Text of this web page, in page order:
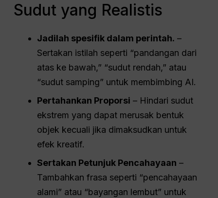
Sudut yang Realistis
Jadilah spesifik dalam perintah. –
Sertakan istilah seperti “pandangan dari
atas ke bawah,” “sudut rendah,” atau
“sudut samping” untuk membimbing AI.
Pertahankan Proporsi – Hindari sudut
ekstrem yang dapat merusak bentuk
objek kecuali jika dimaksudkan untuk
efek kreatif.
Sertakan Petunjuk Pencahayaan –
Tambahkan frasa seperti “pencahayaan
alami” atau “bayangan lembut” untuk